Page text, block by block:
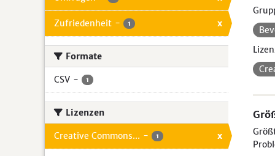
Zufriedenheit - 1 x
Formate
CSV - 1
Lizenzen
Creative Commons... - 1 x